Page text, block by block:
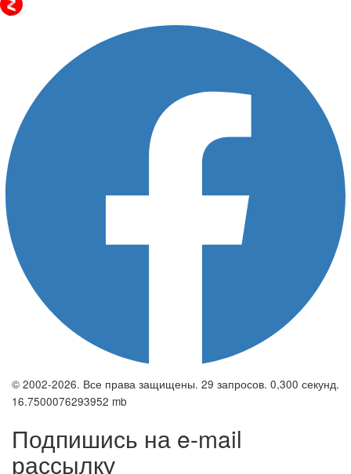
© 2002-2026. Все права защищены. 29 запросов. 0,300 секунд.
16.7500076293952 mb
Подпишись на e-mail
рассылку